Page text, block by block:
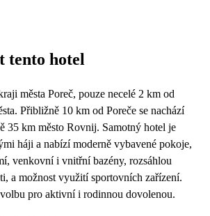
8 549 5 569
tento hotel
města Poreč, pouze necelé 2 km od
Přibližně 10 km od Poreče se nachází
35 km město Rovnij. Samotný hotel je
háji a nabízí moderně vybavené pokoje,
venkovní i vnitřní bazény, rozsáhlou
a možnost využití sportovních zařízení.
pro aktivní i rodinnou dovolenou.